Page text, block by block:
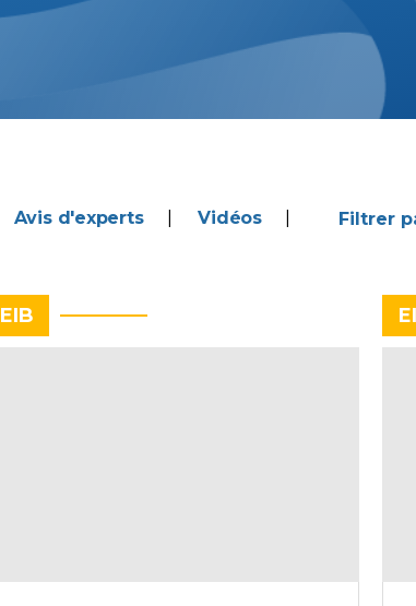
Avis d'experts Vidéos
EIB